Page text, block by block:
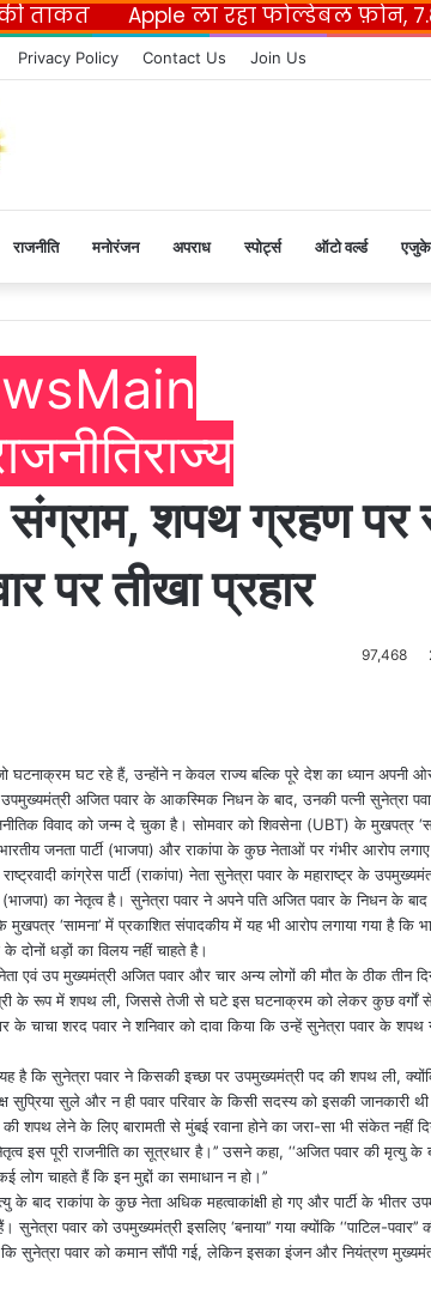
Apple ला रहा फोल्डेबल फ़ोन, 7.8-इंच
Privacy Policy Contact Us Join Us
राजनीति मनोरंजन अपराध स्पोर्ट्स ऑटो वर्ल्ड
Main
राज्य
संग्राम, शपथ ग्रहण पर
पर तीखा प्रहार
97,468
घटनाक्रम घट रहे हैं, उन्होंने न केवल राज्य बल्कि पूरे देश का ध्यान अपनी
उपमुख्यमंत्री अजित पवार के आकस्मिक निधन के बाद, उनकी पत्नी सुनेत्रा
विवाद को जन्म दे चुका है। सोमवार को शिवसेना (UBT) के मुखपत्र
जनता पार्टी (भाजपा) और राकांपा के कुछ नेताओं पर गंभीर आरोप
राष्ट्रवादी कांग्रेस पार्टी (राकांपा) नेता सुनेत्रा पवार के महाराष्ट्र के
(भाजपा) का नेतृत्व है। सुनेत्रा पवार ने अपने पति अजित पवार के निधन के
‘सामना’ में प्रकाशित संपादकीय में यह भी आरोप लगाया गया है कि
दोनों धड़ों का विलय नहीं चाहते है।
एवं उप मुख्यमंत्री अजित पवार और चार अन्य लोगों की मौत के ठीक तीन
के रूप में शपथ ली, जिससे तेजी से घटे इस घटनाक्रम को लेकर कुछ वर्गों
चाचा शरद पवार ने शनिवार को दावा किया कि उन्हें सुनेत्रा पवार के
है कि सुनेत्रा पवार ने किसकी इच्छा पर उपमुख्यमंत्री पद की शपथ ली,
सुप्रिया सुले और न ही पवार परिवार के किसी सदस्य को इसकी जानकारी
शपथ लेने के लिए बारामती से मुंबई रवाना होने का जरा-सा भी संकेत नहीं
इस पूरी राजनीति का सूत्रधार है।’’ उसने कहा, ‘‘अजित पवार की मृत्यु के
लोग चाहते हैं कि इन मुद्दों का समाधान न हो।’’
के बाद राकांपा के कुछ नेता अधिक महत्वाकांक्षी हो गए और पार्टी के भीतर
पवार को उपमुख्यमंत्री इसलिए ‘बनाया’’ गया क्योंकि ‘‘पाटिल-पवार’’
कि सुनेत्रा पवार को कमान सौंपी गई, लेकिन इसका इंजन और नियंत्रण